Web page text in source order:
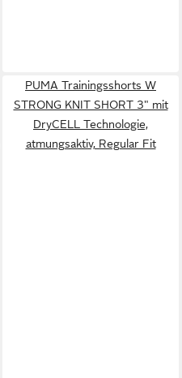
PUMA Trainingsshorts W
STRONG KNIT SHORT 3" mit
DryCELL Technologie,
atmungsaktiv, Regular Fit